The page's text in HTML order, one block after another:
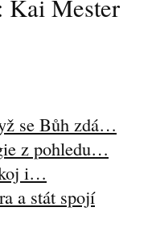
Kai Mester
se Bůh zdá…
z pohledu…
i…
a stát spojí